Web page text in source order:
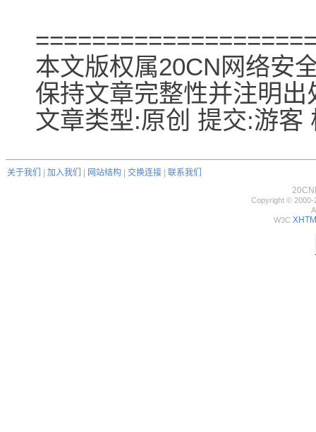
本文版权属20CN网络安
保持文章完整性并注明出
文章类型:原创 提交:游客
关于我们 加入我们 网站结构 交换连接
联系我们
20CN
Copyright © 2000-
W3C